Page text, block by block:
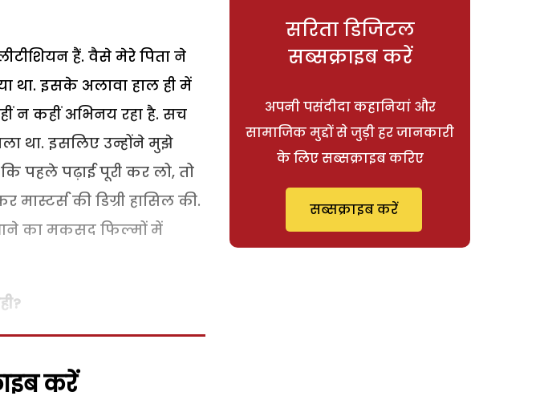
हैं. वैसे मेरे पिता ने
था. इसके अलावा हाल ही में
न कहीं अभिनय रहा है. सच
था. इसलिए उन्होंने मुझे
पहले पढ़ाई पूरी कर लो, तो
की डिग्री हासिल की.
का मकसद फिल्मों में
करें
सरिता डिजिटल
सब्सक्राइब करें
अपनी पसंदीदा कहानियां और
सामाजिक मुद्दों से जुड़ी हर जानकारी
के लिए सब्सक्राइब करिए
सब्सक्राइब करें